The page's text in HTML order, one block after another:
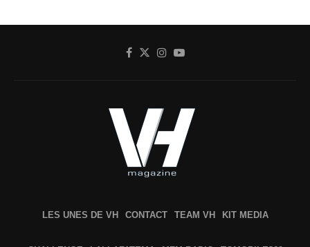
LES UNES DE VH CONTACT TEAM VH KIT MEDIA